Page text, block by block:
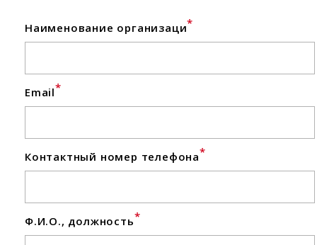
Наименование организаци*
Email*
Контактный номер телефона*
Ф.И.О., должность*